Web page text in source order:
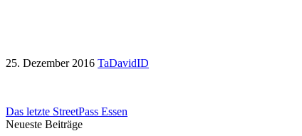
25. Dezember 2016 TaDavidID
Das letzte StreetPass Essen
Neueste Beiträge